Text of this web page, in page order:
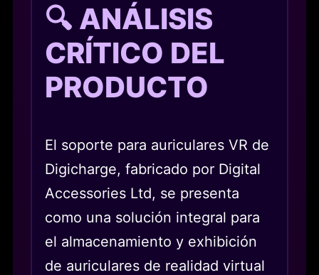
🔍 ANÁLISIS
CRÍTICO DEL
PRODUCTO
El soporte para auriculares VR de
Digicharge, fabricado por Digital
Accessories Ltd, se presenta
como una solución integral para
el almacenamiento y exhibición
de auriculares de realidad virtual